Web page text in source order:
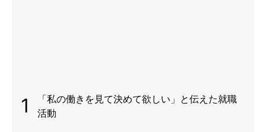
1
「私の働きを見て決めて欲しい」と伝えた就職
活動